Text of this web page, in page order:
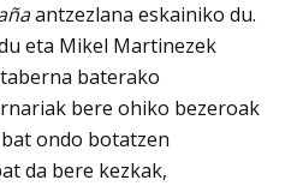
antzezlana eskainiko du.
eta Mikel Martinezek
baterako
bere ohiko bezeroak
ondo botatzen
da bere kezkak,